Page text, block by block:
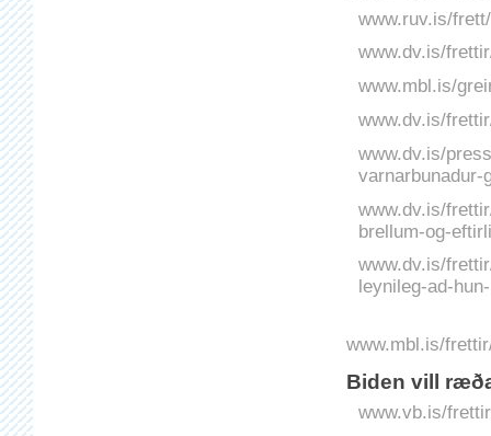
www.ruv.is/
www.dv.is/
www.mbl.is/
www.dv.is/
www.dv.is/
varnarbunadur-
www.dv.is/
brellum-og-
www.dv.is/
leynileg-ad-
www.mbl.is/
Biden vill
www.vb.is/